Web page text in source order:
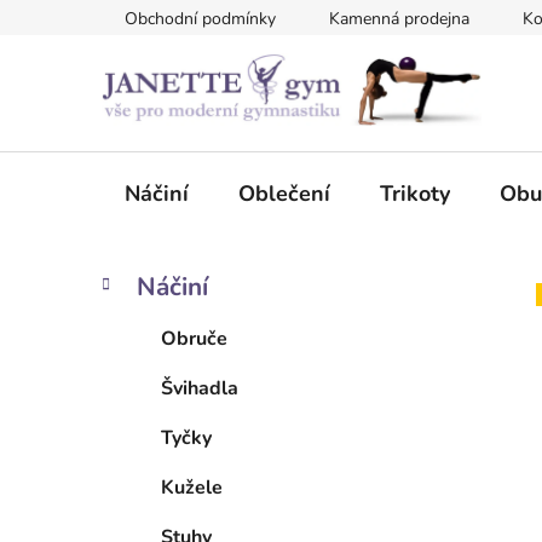
Obchodní podmínky Kamenná prodejna
Náčiní Oblečení Trikoty
PPřeskočit
kategorie
K
a
Náčiní
Obruče
Švihadla
Tyčky
Kužele